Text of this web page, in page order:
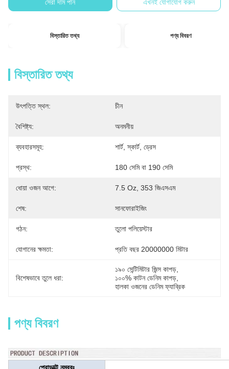
সেরা দাম পান এখনই যোগাযোগ করুন
বিস্তারিত তথ্য পণ্য বিবরণ
বিস্তারিত তথ্য
উৎপত্তি স্থল: চীন
বৈশিষ্ট্য: অনমনীয়
ব্যবহারসমূহ: শার্ট, স্কার্ট, ড্রেস
প্রস্থ: 180 সেমি বা 190 সেমি
ধোয়া ওজন আগে: 7.5 Oz, 353 জিএসএম
শেষ: সানফোরাইজিং
গঠন: তুলো পলিয়েস্টার
যোগানের ক্ষমতা: প্রতি বছর 20000000 মিটার
বিশেষভাবে তুলে ধরা:
১৯০ সেন্টিমিটার জিন্স কাপড়
১০০% কাটন ডেনিম কাপড়
হালকা ওজনের ডেনিম ফ্যাব্রিক
পণ্য বিবরণ
প্রোডাক্ট নম্বরঃ